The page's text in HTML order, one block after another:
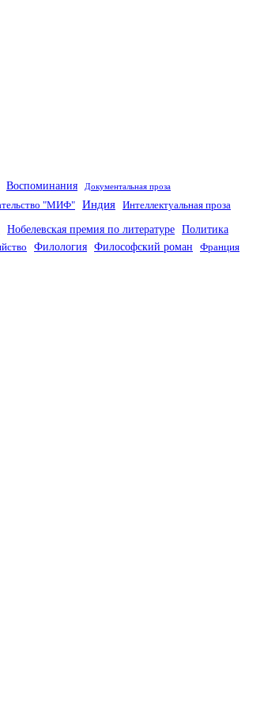
Воспоминания Документальная проза
"МИФ" Индия Интеллектуальная проза
Нобелевская премия по литературе Политика
Филология Философский роман Франция